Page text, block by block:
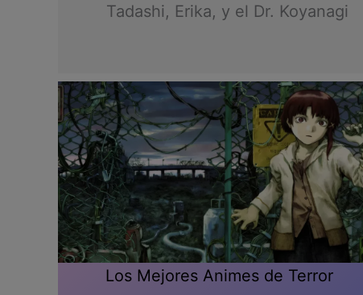
Tadashi, Erika, y el Dr. Koyanagi
Los Mejores Animes de Terror